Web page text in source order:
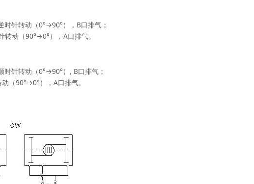
针转动（0°→90°），B口排气；
动（90°→0°），A口排气。
针转动（0°→90°）, B口排气；
（90°→0°），A口排气。